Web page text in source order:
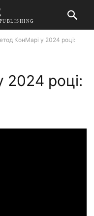
КонМарі у 2024 році:
2024 році: